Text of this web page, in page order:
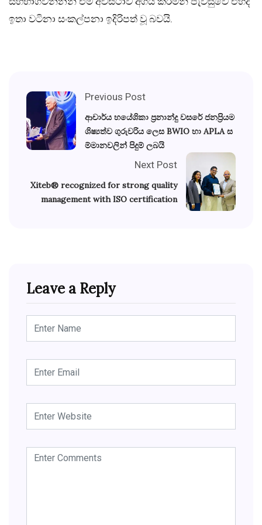
ඉතා වටිනා සංකල්පනා ඉදිරිපත් වූ බවයි.
Previous Post
ආචාර්ය හයේශිකා ප්‍රනාන්දු වසරේ ජනප්‍රියම
ශිෂ්‍යත්ව ගුරුවරිය ලෙස BWIO හා APLA ස
ම්මානවලින් පිදුම් ලබයි
Next Post
Xiteb® recognized for strong quality
management with ISO certification
Leave a Reply